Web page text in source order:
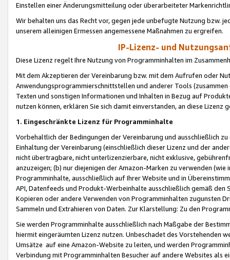
Einstellen einer Änderungsmitteilung oder überarbeiteter
Wir behalten uns das Recht vor, gegen jede unbefugte Nutzung bzw.
unserem alleinigen Ermessen angemessene Maßnahmen zu ergreifen.
IP-Lizenz- und
Diese Lizenz regelt Ihre Nutzung von Programminhalten im
Mit dem Akzeptieren der Vereinbarung bzw. mit dem Aufrufen oder
Anwendungsprogrammierschnittstellen und anderer Tools (zusammen
Texten und sonstigen Informationen und Inhalten in Bezug auf
nutzen können, erklären Sie sich damit einverstanden, an diese Lizenz
1. Eingeschränkte Lizenz für Programminhalte
Vorbehaltlich der Bedingungen der Vereinbarung und ausschließlich
Einhaltung der Vereinbarung (einschließlich dieser Lizenz und der
nicht übertragbare, nicht unterlizenzierbare, nicht exklusive,
anzuzeigen; (b) nur diejenigen der Amazon-Marken zu verwenden
Programminhalte, ausschließlich auf Ihrer Website und in
API, Datenfeeds und Produkt-Werbeinhalte ausschließlich gemäß
Kopieren oder andere Verwenden von Programminhalten zugunsten
Sammeln und Extrahieren von Daten. Zur Klarstellung: Zu den
Sie werden Programminhalte ausschließlich nach Maßgabe der
hiermit eingeräumten Lizenz nutzen. Unbeschadet des Vorstehenden
Umsätze auf eine Amazon-Website zu leiten, und werden
Verbindung mit Programminhalten Besucher auf andere Websites als